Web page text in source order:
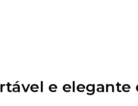
e elegante